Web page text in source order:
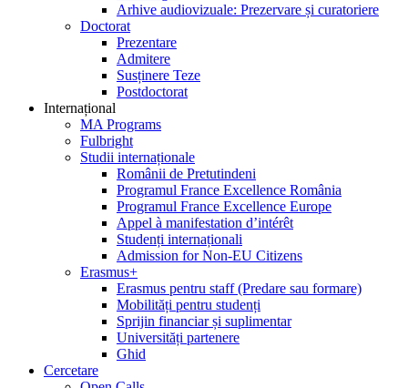
Arhive audiovizuale: Prezervare și curatoriere
Doctorat
Prezentare
Admitere
Susținere Teze
Postdoctorat
Internațional
MA Programs
Fulbright
Studii internaționale
Românii de Pretutindeni
Programul France Excellence România
Programul France Excellence Europe
Appel à manifestation d’intérêt
Studenți internaționali
Admission for Non-EU Citizens
Erasmus+
Erasmus pentru staff (Predare sau formare)
Mobilități pentru studenți
Sprijin financiar și suplimentar
Universități partenere
Ghid
Cercetare